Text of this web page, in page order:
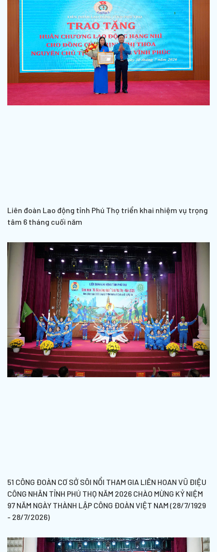
Liên đoàn Lao động tỉnh Phú Thọ triển khai nhiệm vụ trọng
tâm 6 tháng cuối năm
51 CÔNG ĐOÀN CƠ SỞ SÔI NỔI THAM GIA LIÊN HOAN VŨ ĐIỆU
CÔNG NHÂN TỈNH PHÚ THỌ NĂM 2026 CHÀO MỪNG KỶ NIỆM
97 NĂM NGÀY THÀNH LẬP CÔNG ĐOÀN VIỆT NAM (28/7/1929
- 28/7/2026)